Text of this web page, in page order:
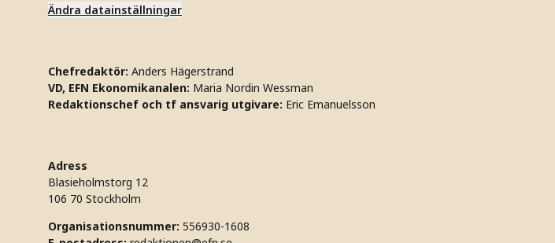
Ändra datainställningar
Chefredaktör: Anders Hägerstrand
VD, EFN Ekonomikanalen: Maria Nordin Wessman
Redaktionschef och tf ansvarig utgivare: Eric Emanuelsson
Adress
Blasieholmstorg 12
106 70 Stockholm
Organisationsnummer: 556930-1608